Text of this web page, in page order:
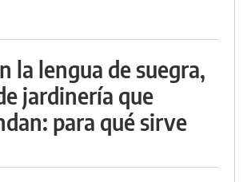
la lengua de suegra,
jardinería que
para qué sirve